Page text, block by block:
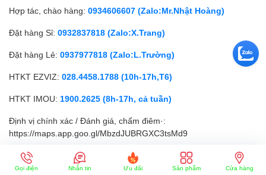
Hợp tác, chào hàng: 0934606607 (Zalo:Mr.Nhật Hoàng)
Đặt hàng Sỉ: 0932837818 (Zalo:X.Trang)
Đặt hàng Lẻ: 0937977818 (Zalo:L.Trường)
HTKT EZVIZ: 028.4458.1788 (10h-17h,T6)
HTKT IMOU: 1900.2625 (8h-17h, cả tuần)
Định vị chính xác / Đánh giá, chấm điêm·:
https://maps.app.goo.gl/MbzdJUBRGXC3tsMd9
© Bản quyền thuộc về SIÊU NHỎ| Cung cấp bởiSapo
Gọi điện Nhắn tin Ưu đãi Sản phẩm Cửa hàng